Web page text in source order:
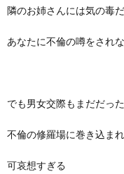
隣のお姉さんには気の毒だ
あなたに不倫の噂をされ
でも男女交際もまだだっ
不倫の修羅場に巻き込ま
可哀想すぎる